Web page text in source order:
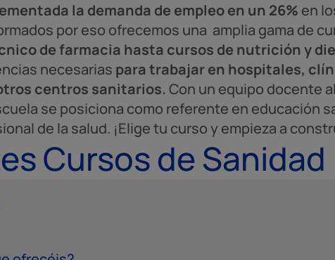
la demanda de empleo en un 26% en
por eso ofrecemos una amplia gama de
de farmacia hasta cursos de nutrición y
necesarias para trabajar en hospitales,
centros sanitarios. Con un equipo docente
se posiciona como referente en educación
de la salud. ¡Elige tu curso y empieza a
Cursos de Sanidad